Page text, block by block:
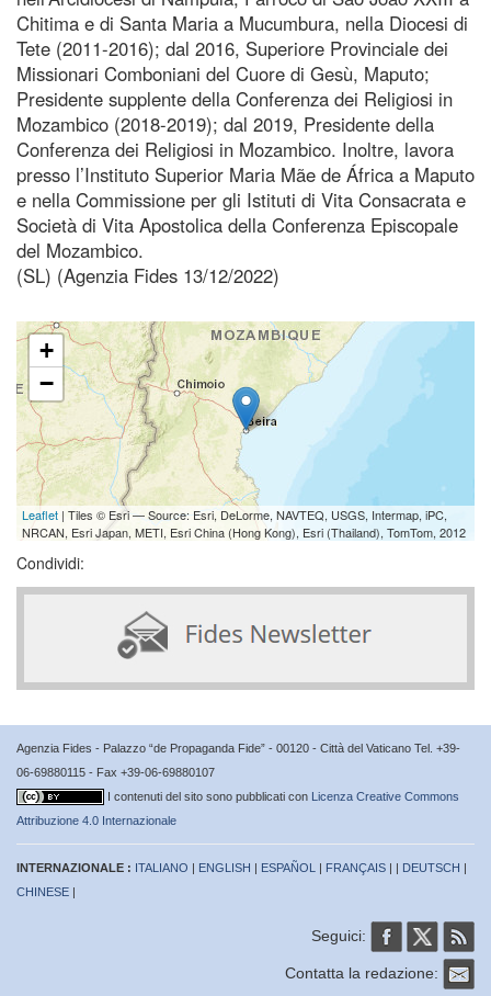
Chitima e di Santa Maria a Mucumbura, nella Diocesi di
Tete (2011-2016); dal 2016, Superiore Provinciale dei
Missionari Comboniani del Cuore di Gesù, Maputo;
Presidente supplente della Conferenza dei Religiosi in
Mozambico (2018-2019); dal 2019, Presidente della
Conferenza dei Religiosi in Mozambico. Inoltre, lavora
presso l’Instituto Superior Maria Mãe de África a Maputo
e nella Commissione per gli Istituti di Vita Consacrata e
Società di Vita Apostolica della Conferenza Episcopale
del Mozambico.
(SL) (Agenzia Fides 13/12/2022)
+
−
Leaflet | Tiles © Esri — Source: Esri, DeLorme, NAVTEQ, USGS, Intermap, iPC,
NRCAN, Esri Japan, METI, Esri China (Hong Kong), Esri (Thailand), TomTom, 2012
Condividi:
Agenzia Fides - Palazzo “de Propaganda Fide” - 00120 - Città del Vaticano Tel. +39-
06-69880115 - Fax +39-06-69880107
I contenuti del sito sono pubblicati con Licenza Creative Commons
Attribuzione 4.0 Internazionale
INTERNAZIONALE : ITALIANO | ENGLISH | ESPAÑOL | FRANÇAIS | | DEUTSCH |
CHINESE |
Seguici:
Contatta la redazione: